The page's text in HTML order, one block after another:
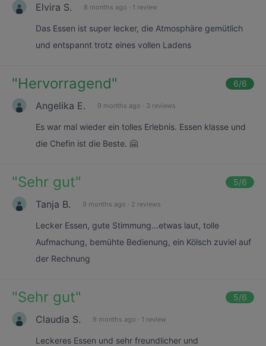
Elvira S. 8 months ago · 1 review
Das Essen ist super lecker, die Atmosphäre gemütlich
und entspannt trotz eines vollen Ladens
"Hervorragend" 6/6
Angelika E. 9 months ago · 3 reviews
Es war mal wieder ein tolles Erlebnis. Essen klasse und
die Chefin ist die Beste. 🤗
"Sehr gut" 5/6
Tanja B. 9 months ago · 2 reviews
Lecker Essen, gute Stimmung...etwas laut, tolle
Aufmachung, bemühte Bedienung, ein Kölsch zuviel auf
der Rechnung
"Sehr gut" 5/6
Claudia S. 9 months ago · 1 review
Leckeres Essen und sehr freundlicher und